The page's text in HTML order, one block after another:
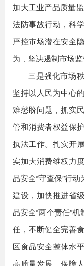
加大工业产品质量
法防事故行动，科
严控市场潜在安全
为，坚决遏制市场
三是强化市场
坚持以人民为中心
难愁盼问题，抓实
管和消费者权益保
执法工作。扎实开
实加大消费维权力
品安全“守查保”行
建设，加快推进省
品安全“两个责任”
任，不断健全完善
区食品安全整体水
高质量发展、保障